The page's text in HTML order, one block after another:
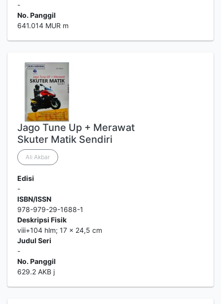
-
No. Panggil
641.014 MUR m
Jago Tune Up + Merawat
Skuter Matik Sendiri
Ali Akbar
Edisi
-
ISBN/ISSN
978-979-29-1688-1
Deskripsi Fisik
viii+104 hlm; 17 x 24,5 cm
Judul Seri
-
No. Panggil
629.2 AKB j